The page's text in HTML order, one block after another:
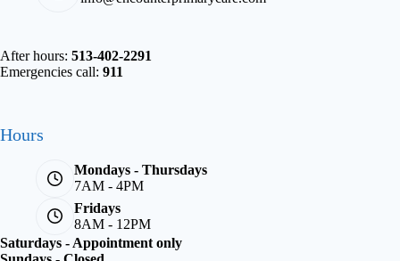
After hours: 513-402-2291
Emergencies call: 911
Hours
Mondays - Thursdays
7AM - 4PM
Fridays
8AM - 12PM
Saturdays - Appointment only